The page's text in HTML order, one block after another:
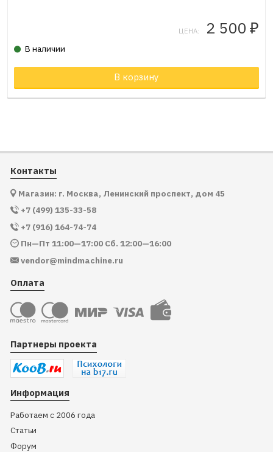
Товар в корзине
ЦЕНА: 2 500 ₽
В наличии
В корзину
Контакты
Магазин: г. Москва, Ленинский проспект, дом 45
+7 (499) 135-33-58
+7 (916) 164-74-74
Пн—Пт 11:00—17:00 Сб. 12:00—16:00
vendor@mindmachine.ru
Оплата
Партнеры проекта
Информация
Работаем с 2006 года
Статьи
Форум